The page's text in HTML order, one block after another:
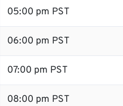
05:00 pm PST
06:00 pm PST
07:00 pm PST
08:00 pm PST